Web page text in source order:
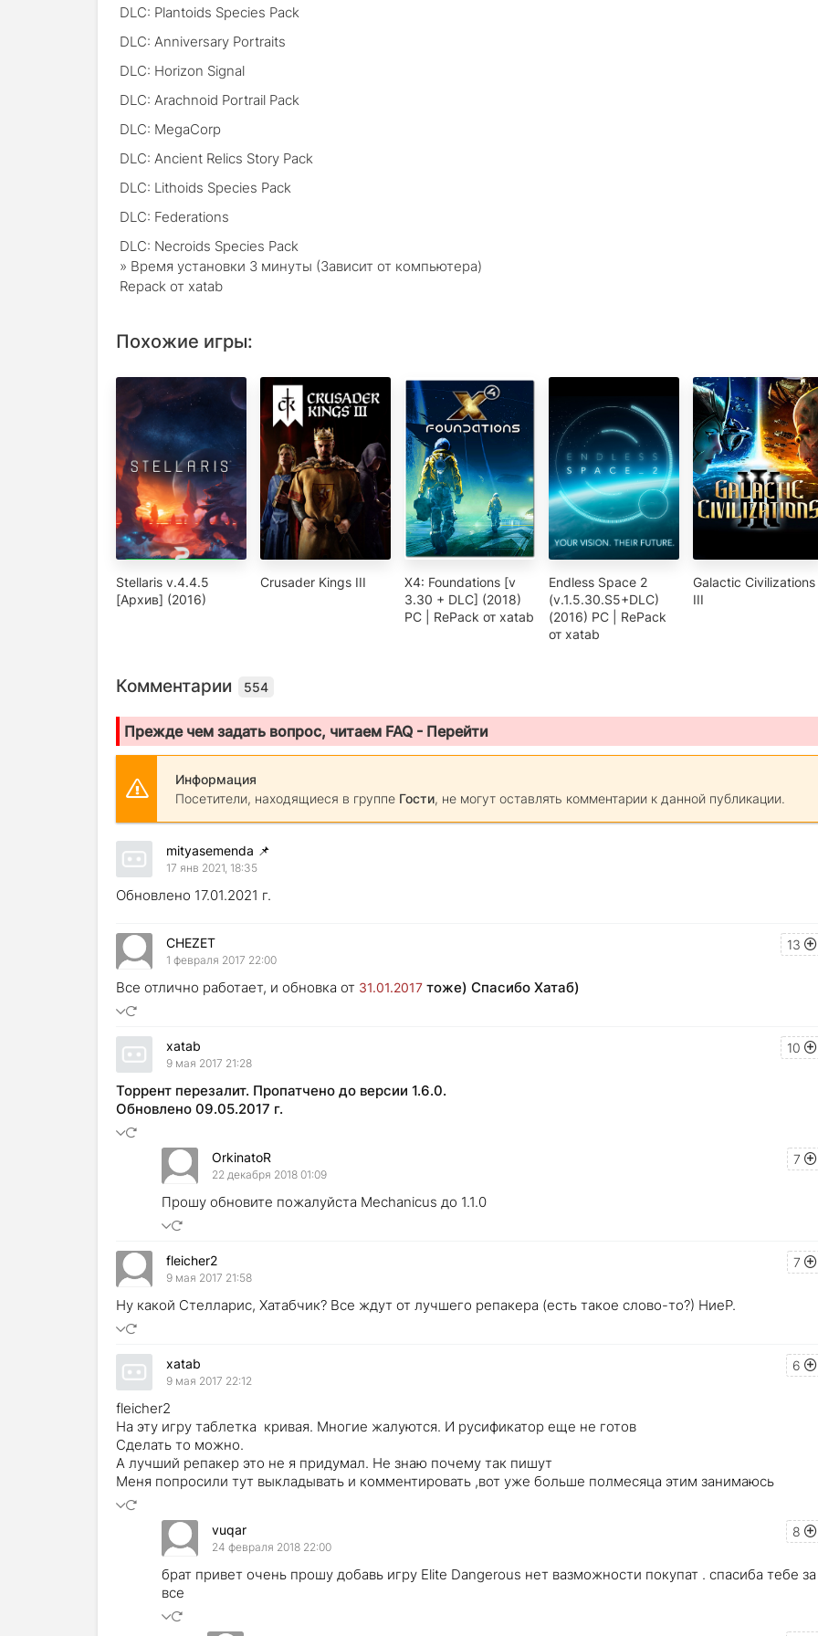
DLC: Plantoids Species Pack
DLC: Anniversary Portraits
DLC: Horizon Signal
DLC: Arachnoid Portrail Pack
DLC: MegaCorp
DLC: Ancient Relics Story Pack
DLC: Lithoids Species Pack
DLC: Federations
DLC: Necroids Species Pack
» Время установки 3 минуты (Зависит от компьютера)
Repack от xatab
Похожие игры:
Stellaris v.4.4.5
[Архив] (2016)
Crusader Kings III
X4: Foundations [v
3.30 + DLC] (2018)
PC | RePack от xatab
Endless Space 2
(v.1.5.30.S5+DLC)
(2016) PC | RePack
от xatab
Galactic Civilizations
III
Комментарии 554
Прежде чем задать вопрос, читаем FAQ - Перейти
Информация
Посетители, находящиеся в группе Гости, не могут оставлять комментарии к данной публикации.
mityasemenda 📌
17 янв 2021, 18:35
Обновлено 17.01.2021 г.
13
CHEZET
1 февраля 2017 22:00
Все отлично работает, и обновка от 31.01.2017 тоже) Спасибо Хатаб)
10
xatab
9 мая 2017 21:28
Торрент перезалит. Пропатчено до версии 1.6.0.
Обновлено 09.05.2017 г.
7
OrkinatoR
22 декабря 2018 01:09
Прошу обновите пожалуйста Mechanicus до 1.1.0
7
fleicher2
9 мая 2017 21:58
Ну какой Стелларис, Хатабчик? Все ждут от лучшего репакера (есть такое слово-то?) НиеР.
6
xatab
9 мая 2017 22:12
fleicher2
На эту игру таблетка кривая. Многие жалуются. И русификатор еще не готов
Сделать то можно.
А лучший репакер это не я придумал. Не знаю почему так пишут
Меня попросили тут выкладывать и комментировать ,вот уже больше полмесяца этим занимаюсь
8
vuqar
24 февраля 2018 22:00
брат привет очень прошу добавь игру Elite Dangerous нет вазможности покупат . спасиба тебе за
все